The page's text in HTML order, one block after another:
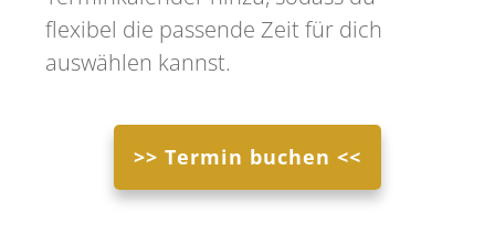
flexibel die passende Zeit für dich
auswählen kannst.
>> Termin buchen <<